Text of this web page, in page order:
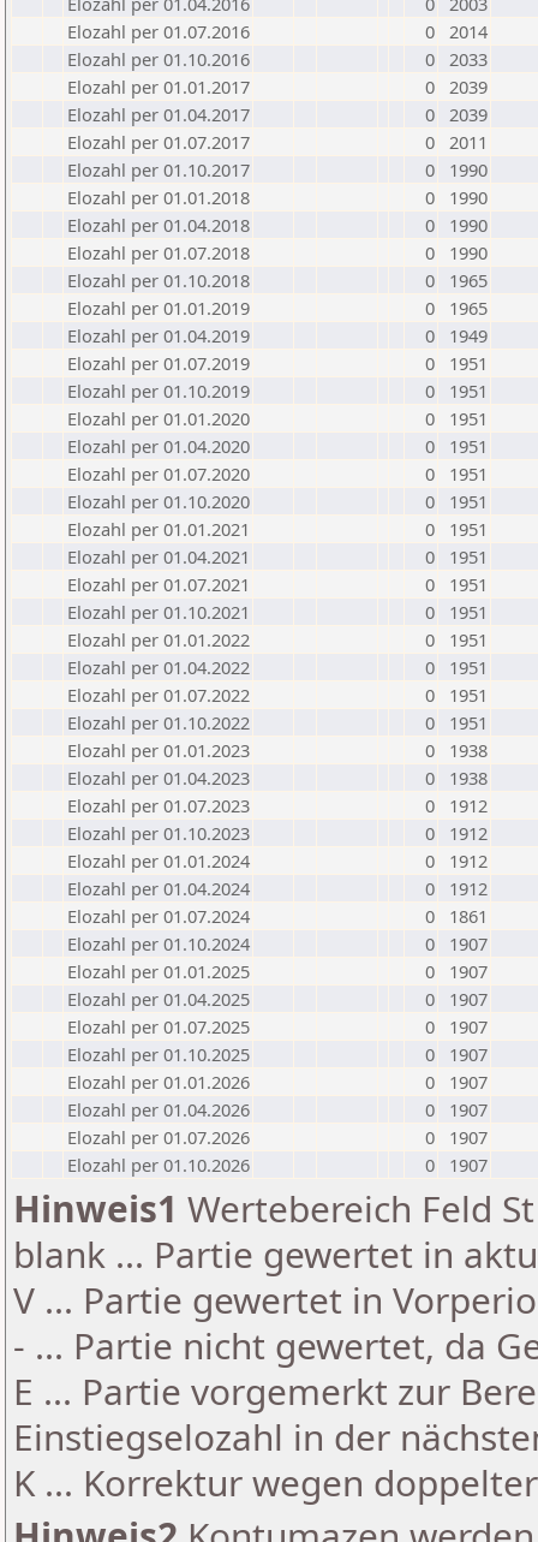
Elozahl per 01.07.2016
0 2014
Elozahl per 01.10.2016
0 2033
Elozahl per 01.01.2017
0 2039
Elozahl per 01.04.2017
0 2039
Elozahl per 01.07.2017
0 2011
Elozahl per 01.10.2017
0
1990
Elozahl per 01.01.2018
0
1990
Elozahl per 01.04.2018
0
1990
Elozahl per 01.07.2018
0
1990
Elozahl per 01.10.2018
0
1965
Elozahl per 01.01.2019
0
1965
Elozahl per 01.04.2019
0
1949
Elozahl per 01.07.2019
0
1951
Elozahl per 01.10.2019
0
1951
Elozahl per 01.01.2020
0
1951
Elozahl per 01.04.2020
0
1951
Elozahl per 01.07.2020
0
1951
Elozahl per 01.10.2020
0
1951
Elozahl per 01.01.2021
0
1951
Elozahl per 01.04.2021
0
1951
Elozahl per 01.07.2021
0
1951
Elozahl per 01.10.2021
0
1951
Elozahl per 01.01.2022
0
1951
Elozahl per 01.04.2022
0
1951
Elozahl per 01.07.2022
0
1951
Elozahl per 01.10.2022
0
1951
Elozahl per 01.01.2023
0
1938
Elozahl per 01.04.2023
0
1938
Elozahl per 01.07.2023
0
1912
Elozahl per 01.10.2023
0
1912
Elozahl per 01.01.2024
0
1912
Elozahl per 01.04.2024
0
1912
Elozahl per 01.07.2024
0
1861
Elozahl per 01.10.2024
0
1907
Elozahl per 01.01.2025
0
1907
Elozahl per 01.04.2025
0
1907
Elozahl per 01.07.2025
0
1907
Elozahl per 01.10.2025
0
1907
Elozahl per 01.01.2026
0
1907
Elozahl per 01.04.2026
0
1907
Elozahl per 01.07.2026
0
1907
Elozahl per 01.10.2026
0 1907
Hinweis1 Wertebereich Feld
blank ... Partie gewertet in
V ... Partie gewertet in
- ... Partie nicht gewertet, da
E ... Partie vorgemerkt zur
Einstiegselozahl in der
K ... Korrektur wegen